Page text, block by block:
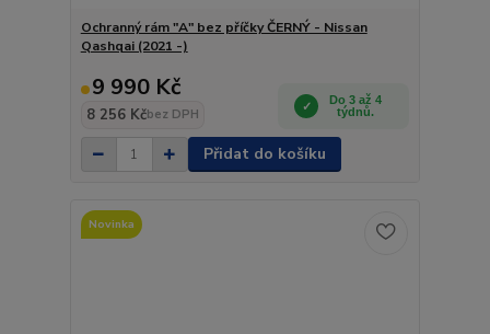
Ochranný rám "A" bez příčky ČERNÝ - Nissan
Qashqai (2021 -)
9 990 Kč
8 256 Kčbez DPH
Do 3 až 4
týdnů.
Přidat do košíku
Novinka